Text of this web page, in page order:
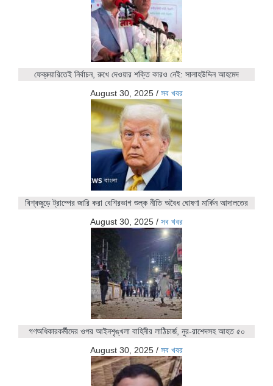
ফেব্রুয়ারিতেই নির্বাচন, রুখে দেওয়ার শক্তি কারও নেই: সালাহউদ্দিন আহমেদ
August 30, 2025 / সব খবর
বিশ্বজুড়ে ট্রাম্পের জারি করা বেশিরভাগ শুল্ক নীতি অবৈধ ঘোষণা মার্কিন আদালতের
August 30, 2025 / সব খবর
গণঅধিকারকর্মীদের ওপর আইনশৃঙ্খলা বাহিনীর লাঠিচার্জ, নুর-রাশেদসহ আহত ৫০
August 30, 2025 / সব খবর